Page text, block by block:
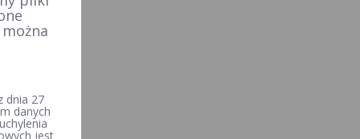
dnia 27
danych
jest